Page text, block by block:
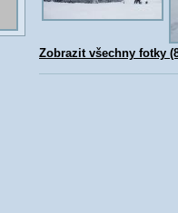
Zobrazit všechny fotky